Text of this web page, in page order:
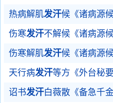
热病解肌发汗候《诸病源候
伤寒发汗不解候《诸病源候
伤寒解肌发汗候《诸病源候
天行病发汗等方《外台秘要
诏书发汗白薇散《备急千